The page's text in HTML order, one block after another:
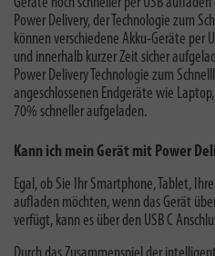
Power Delivery, der Technologie zum
können verschiedene Akku-Geräte per
und innerhalb kurzer Zeit sicher
Power Delivery Technologie zum
angeschlossenen Endgeräte wie
70% schneller aufgeladen.
Kann ich mein Gerät mit Power
Egal, ob Sie Ihr Smartphone, Tablet,
aufladen möchten,wenn das Gerät
verfügt, kann es über den USB C